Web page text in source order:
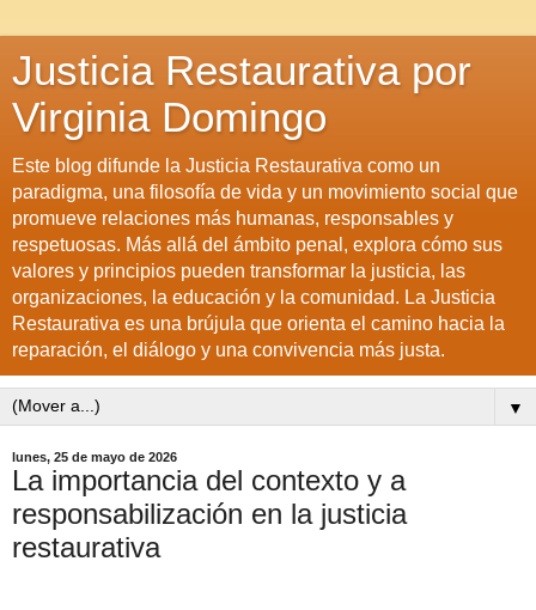
Justicia Restaurativa por
Virginia Domingo
Este blog difunde la Justicia Restaurativa como un
paradigma, una filosofía de vida y un movimiento social que
promueve relaciones más humanas, responsables y
respetuosas. Más allá del ámbito penal, explora cómo sus
valores y principios pueden transformar la justicia, las
organizaciones, la educación y la comunidad. La Justicia
Restaurativa es una brújula que orienta el camino hacia la
reparación, el diálogo y una convivencia más justa.
▼
lunes, 25 de mayo de 2026
La importancia del contexto y a
responsabilización en la justicia
restaurativa